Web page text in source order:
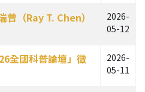
曾（Ray T. Chen）
2026-
05-12
全國科普論壇」徵
2026-
05-11